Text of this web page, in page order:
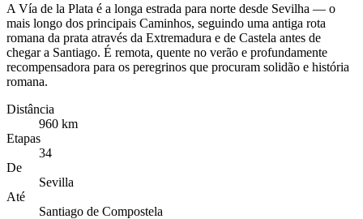
A Vía de la Plata é a longa estrada para norte desde Sevilha — o
mais longo dos principais Caminhos, seguindo uma antiga rota
romana da prata através da Extremadura e de Castela antes de
chegar a Santiago. É remota, quente no verão e profundamente
recompensadora para os peregrinos que procuram solidão e história
romana.
Distância
960 km
Etapas
34
De
Sevilla
Até
Santiago de Compostela